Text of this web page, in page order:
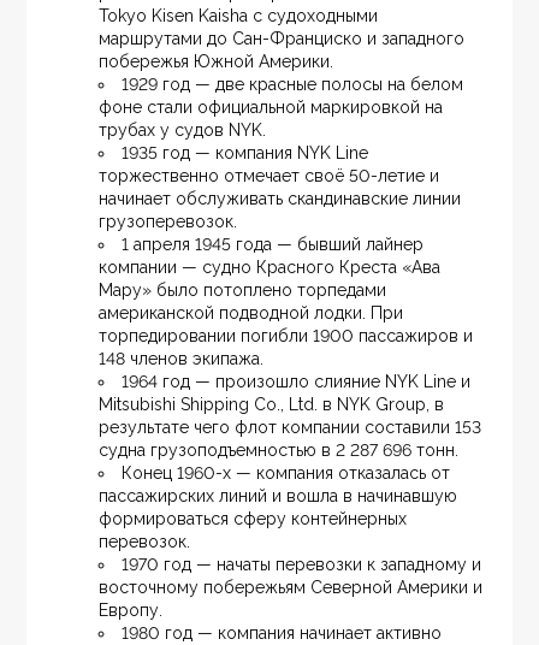
Tokyo Kisen Kaisha с судоходными
маршрутами до Сан-Франциско и западного
побережья Южной Америки.
1929 год — две красные полосы на белом
фоне стали официальной маркировкой на
трубах у судов NYK.
1935 год — компания NYK Line
торжественно отмечает своё 50-летие и
начинает обслуживать скандинавские линии
грузоперевозок.
1 апреля 1945 года — бывший лайнер
компании — судно Красного Креста «Ава
Мару» было потоплено торпедами
американской подводной лодки. При
торпедировании погибли 1900 пассажиров и
148 членов экипажа.
1964 год — произошло слияние NYK Line и
Mitsubishi Shipping Co., Ltd. в NYK Group, в
результате чего флот компании составили 153
судна грузоподъемностью в 2 287 696 тонн.
Конец 1960-х — компания отказалась от
пассажирских линий и вошла в начинавшую
формироваться сферу контейнерных
перевозок.
1970 год — начаты перевозки к западному и
восточному побережьям Северной Америки и
Европу.
1980 год — компания начинает активно